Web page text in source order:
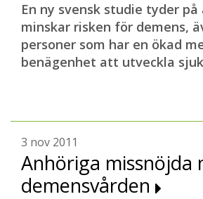
En ny svensk studie tyder
minskar risken för demens,
personer som har en ökad
benägenhet att utveckla
3 nov 2011
Anhöriga missnöjda
demensvården